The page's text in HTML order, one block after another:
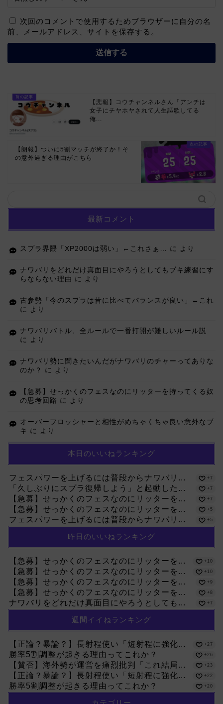
次回のコメントで使用するためブラウザーに自分の名
前、メールアドレス、サイトを保存する。
【悲報】コウチャンネルさん「アンチは
女子にチヤホヤされて人生謳歌してる
俺...
【朗報】ついに5割マッチが終了か！そ
の意外過ぎる理由がこちら
最新コメント
スプラ界隈「XP2000は弱い」←これさぁ… に より
ナワバリをどれだけ真面目にやろうとしてもブキ練習にす
らならない理由 に より
古参勢「今のスプラは昔に比べてバランスが良い」←これ
に
より
ナワバリバトル、全ルールで一番打開が難しいルール説
に
より
ナワバリ勢に聞きたいんだがナワバリのチャーってありな
のか？
に より
【急募】せっかくのフェスなのにリッターを持ってくる奴
の思考回路 に より
オーバーフロッシャーと相性がめちゃくちゃ良い意外なブ
キ に より
本日のいいねランキング
フェスパワーを上げるには普段からナワバリ... +7
「久しぶりにスプラ復帰しよう」と起動した... +7
【急募】せっかくのフェスなのにリッターを... +7
【急募】せっかくのフェスなのにリッターを... +5
フェスパワーを上げるには普段からナワバリ... +5
昨日のいいねランキング
【急募】せっかくのフェスなのにリッターを... +10
【急募】せっかくのフェスなのにリッターを... +10
【急募】せっかくのフェスなのにリッターを... +9
【急募】せっかくのフェスなのにリッターを... +8
ナワバリをどれだけ真面目にやろうとしても... +7
週間イイねランキング
【正論？暴論？】長射程使い「短射程に強化... +27
勝率5割調整が起きる理由ってこれか？ +26
【賛否】海外勢が運営を痛烈批判「これ結局... +23
【正論？暴論？】長射程使い「短射程に強化... +22
勝率5割調整が起きる理由ってこれか？ +20